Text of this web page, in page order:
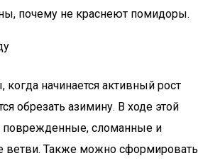
почему не краснеют помидоры.
начинается активный рост
обрезать азимину. В ходе этой
поврежденные, сломанные и
ветви. Также можно сформировать